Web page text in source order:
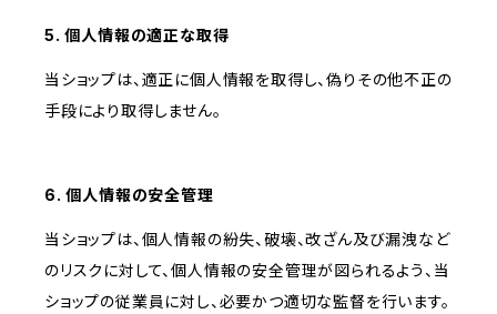
5. 個人情報の適正な取得
当ショップは、適正に個人情報を取得し、偽りその他不正の
手段により取得しません。
6. 個人情報の安全管理
当ショップは、個人情報の紛失、破壊、改ざん及び漏洩など
のリスクに対して、個人情報の安全管理が図られるよう、当
ショップの従業員に対し、必要かつ適切な監督を行います。